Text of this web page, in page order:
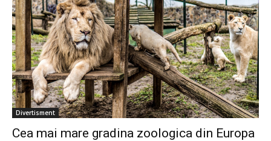
Divertisment
Cea mai mare gradina zoologica din Europa